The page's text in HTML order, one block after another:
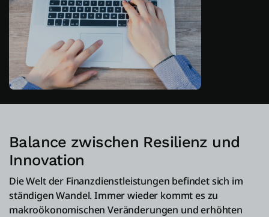
Balance zwischen Resilienz und
Innovation
Die Welt der Finanzdienstleistungen befindet sich im
ständigen Wandel. Immer wieder kommt es zu
makroökonomischen Veränderungen und erhöhten